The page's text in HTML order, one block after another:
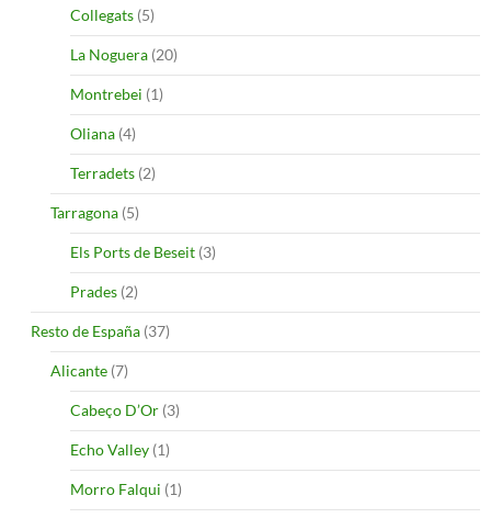
Collegats (5)
La Noguera (20)
Montrebei (1)
Oliana (4)
Terradets (2)
Tarragona (5)
Els Ports de Beseit (3)
Prades (2)
Resto de España (37)
Alicante (7)
Cabeço D’Or (3)
Echo Valley (1)
Morro Falqui (1)